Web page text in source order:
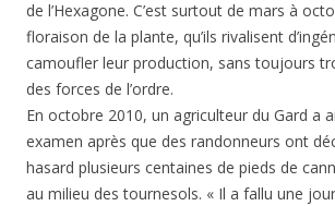
de l’Hexagone. C’est surtout de mars à
floraison de la plante, qu’ils rivalisent
camoufler leur production, sans toujours
des forces de l’ordre.
En octobre 2010, un agriculteur du Gard a
examen après que des randonneurs ont
hasard plusieurs centaines de pieds de
au milieu des tournesols. « Il a fallu une